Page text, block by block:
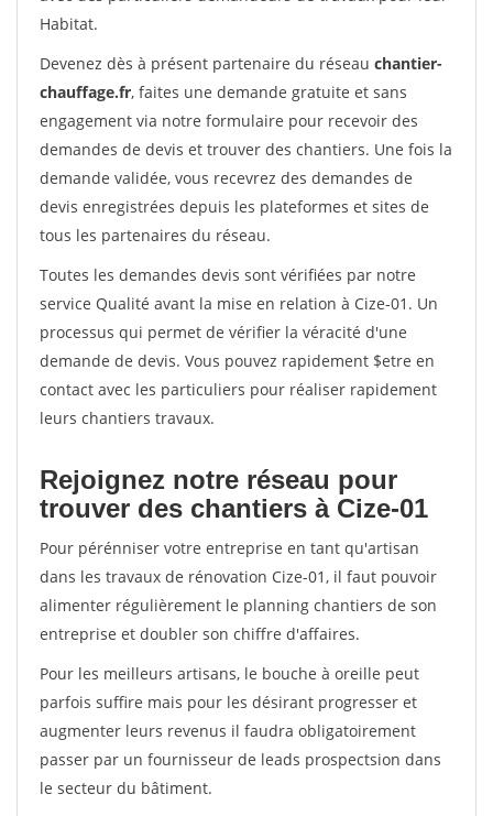
Habitat.
Devenez dès à présent partenaire du réseau chantier-
chauffage.fr, faites une demande gratuite et sans
engagement via notre formulaire pour recevoir des
demandes de devis et trouver des chantiers. Une fois la
demande validée, vous recevrez des demandes de
devis enregistrées depuis les plateformes et sites de
tous les partenaires du réseau.
Toutes les demandes devis sont vérifiées par notre
service Qualité avant la mise en relation à Cize-01. Un
processus qui permet de vérifier la véracité d'une
demande de devis. Vous pouvez rapidement $etre en
contact avec les particuliers pour réaliser rapidement
leurs chantiers travaux.
Rejoignez notre réseau pour
trouver des chantiers à Cize-01
Pour pérénniser votre entreprise en tant qu'artisan
dans les travaux de rénovation Cize-01, il faut pouvoir
alimenter régulièrement le planning chantiers de son
entreprise et doubler son chiffre d'affaires.
Pour les meilleurs artisans, le bouche à oreille peut
parfois suffire mais pour les désirant progresser et
augmenter leurs revenus il faudra obligatoirement
passer par un fournisseur de leads prospectsion dans
le secteur du bâtiment.